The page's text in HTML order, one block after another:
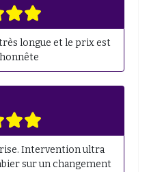
longue et le prix est
Intervention ultra
sur un changement